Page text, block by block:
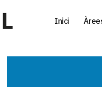
Inici